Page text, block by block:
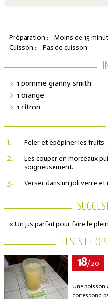
Préparation :
Moins de 15
Cuisson :
Pas de cuisson
1 pomme granny smith
1 orange
1 citron
1. Peler et épépiner les fruits.
2.
Les couper en morceaux
soigneusement.
3. Verser dans un joli verre et
« Un jus parfait pour faire le
TESTS ET
18/20
Une boisson
correspond